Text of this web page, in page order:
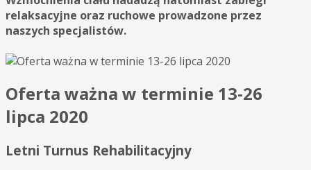
relaksacyjne oraz ruchowe prowadzone przez
naszych specjalistów.
Oferta ważna w terminie 13-26
lipca 2020
Letni Turnus Rehabilitacyjny